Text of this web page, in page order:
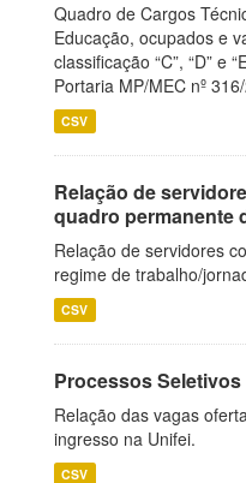
Quadro de Cargos
Educação, ocupados e
classificação “C”, “D” e
Portaria MP/MEC nº
CSV
Relação de
quadro permanente
Relação de servidores
regime de trabalho/
CSV
Processos Seletivos
Relação das vagas
ingresso na Unifei.
CSV